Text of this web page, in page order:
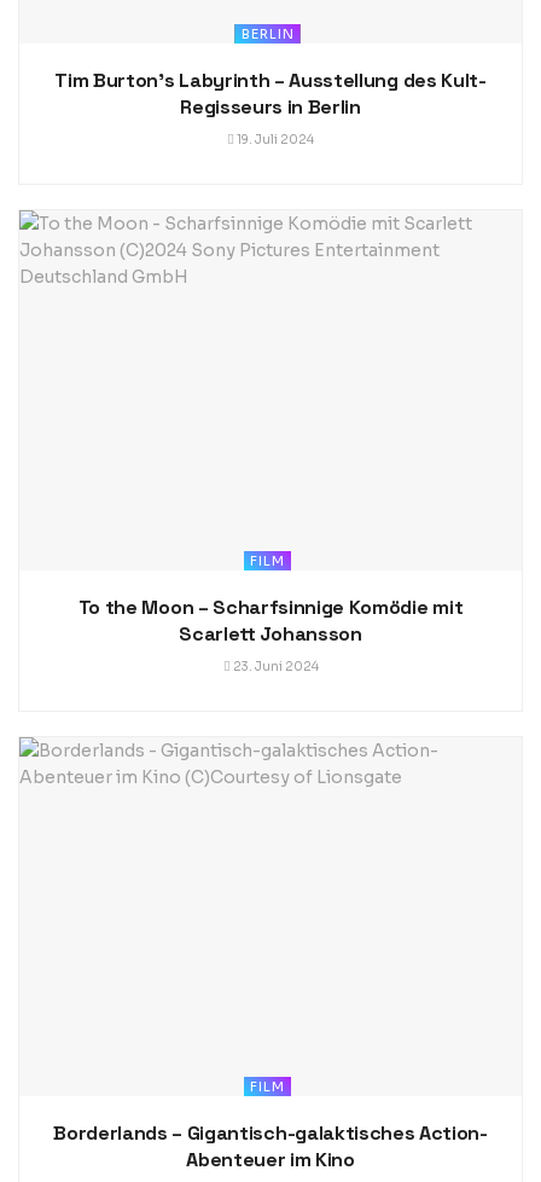
BERLIN
Tim Burton’s Labyrinth – Ausstellung des Kult-
Regisseurs in Berlin
19. Juli 2024
FILM
To the Moon – Scharfsinnige Komödie mit
Scarlett Johansson
23. Juni 2024
FILM
Borderlands – Gigantisch-galaktisches Action-
Abenteuer im Kino